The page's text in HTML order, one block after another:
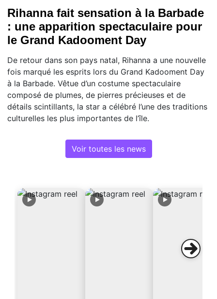
Rihanna fait sensation à la Barbade
: une apparition spectaculaire pour
le Grand Kadooment Day
De retour dans son pays natal, Rihanna a une nouvelle
fois marqué les esprits lors du Grand Kadooment Day
à la Barbade. Vêtue d’un costume spectaculaire
composé de plumes, de pierres précieuses et de
détails scintillants, la star a célébré l’une des traditions
culturelles les plus importantes de l’île.
Voir toutes les news